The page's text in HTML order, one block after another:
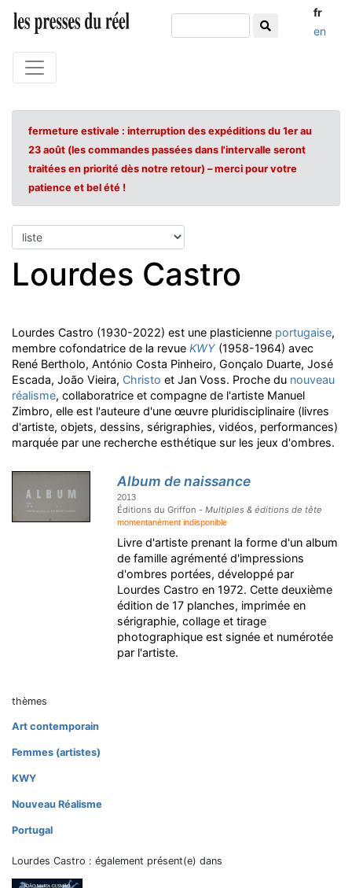
fr
en
fermeture estivale : interruption des expéditions du 1er au
23 août (les commandes passées dans l'intervalle seront
traitées en priorité dès notre retour) – merci pour votre
patience et bel été !
Lourdes Castro
Lourdes Castro (1930-2022) est une plasticienne portugaise,
membre cofondatrice de la revue KWY (1958-1964) avec
René Bertholo, António Costa Pinheiro, Gonçalo Duarte, José
Escada, João Vieira, Christo et Jan Voss. Proche du nouveau
réalisme, collaboratrice et compagne de l'artiste Manuel
Zimbro, elle est l'auteure d'une œuvre pluridisciplinaire (livres
d'artiste, objets, dessins, sérigraphies, vidéos, performances)
marquée par une recherche esthétique sur les jeux d'ombres.
Album de naissance
2013
Éditions du Griffon -Multiples & éditions de tête
momentanément indisponible
Livre d'artiste prenant la forme d'un album
de famille agrémenté d'impressions
d'ombres portées, développé par
Lourdes Castro en 1972. Cette deuxième
édition de 17 planches, imprimée en
sérigraphie, collage et tirage
photographique est signée et numérotée
par l'artiste.
thèmes
Art contemporain
Femmes (artistes)
KWY
Nouveau Réalisme
Portugal
Lourdes Castro : également présent(e) dans